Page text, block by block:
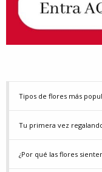
Tipos de flores más
Tu primera vez
¿Por qué las flores